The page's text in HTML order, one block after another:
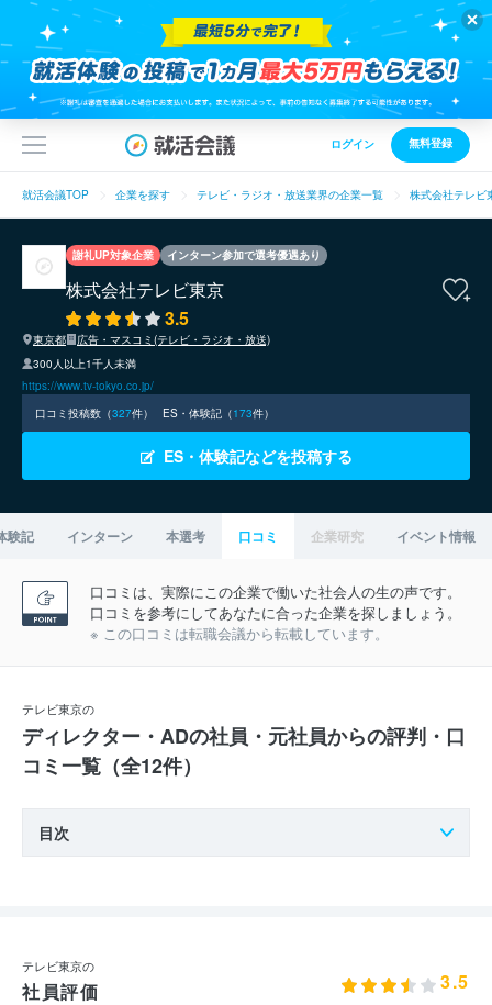
ログイン 無料登録
就活会議TOP 企業を探す テレビ・ラジオ・放送業界の企業一覧 株式会社テレビ
謝礼UP対象企業 インターン参加で選考優遇あり
株式会社テレビ東京
3.5
東京都
広告・マスコミ(テレビ・ラジオ・放送)
300人以上1千人未満
https://www.tv-tokyo.co.jp/
口コミ投稿数（327件） ES・体験記（173件）
ES・体験記などを投稿する
験記 インターン 本選考 口コミ 企業研究 イベント情報
口コミは、実際にこの企業で働いた社会人の生の声です。
口コミを参考にしてあなたに合った企業を探しましょう。
※ この口コミは転職会議から転載しています。
テレビ東京の
ディレクター・ADの社員・元社員からの評判・口
コミ一覧（全12件）
目次
テレビ東京の
社員評価 3.5